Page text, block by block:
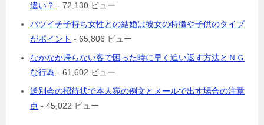
違い？ - 72,130 ビュー
バツイチ子持ち女性との結婚は彼女の特徴や子供のタイプ
がポイント - 65,806 ビュー
なかなか帰らない客で困った時に早く追い返す方法とＮＧ
な行為 - 61,602 ビュー
送別会の招待状で本人宛の例文とメールで出す場合の注意
点 - 45,022 ビュー